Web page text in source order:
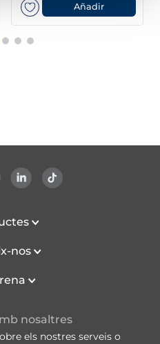
Añadir
nos
nosaltres
els nostres serveis o